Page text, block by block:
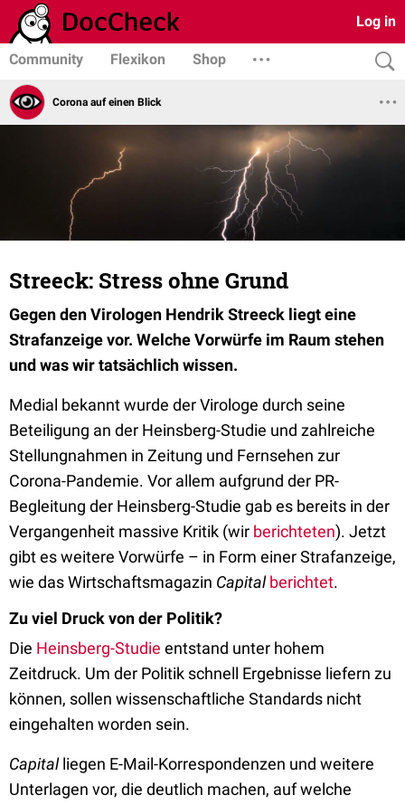
Log in
Community Flexikon Shop
Corona auf einen Blick
Streeck: Stress ohne Grund
Gegen den Virologen Hendrik Streeck liegt eine
Strafanzeige vor. Welche Vorwürfe im Raum stehen
und was wir tatsächlich wissen.
Medial bekannt wurde der Virologe durch seine
Beteiligung an der Heinsberg-Studie und zahlreiche
Stellungnahmen in Zeitung und Fernsehen zur
Corona-Pandemie. Vor allem aufgrund der PR-
Begleitung der Heinsberg-Studie gab es bereits in der
Vergangenheit massive Kritik (wir berichteten). Jetzt
gibt es weitere Vorwürfe – in Form einer Strafanzeige,
wie das Wirtschaftsmagazin Capital berichtet.
Zu viel Druck von der Politik?
Die Heinsberg-Studie entstand unter hohem
Zeitdruck. Um der Politik schnell Ergebnisse liefern zu
können, sollen wissenschaftliche Standards nicht
eingehalten worden sein.
Capitalliegen E-Mail-Korrespondenzen und weitere
Unterlagen vor, die deutlich machen, auf welche